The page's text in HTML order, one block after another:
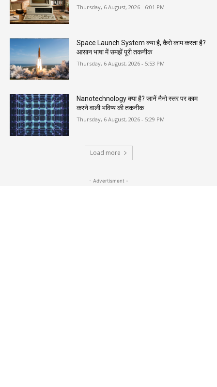
Thursday, 6 August, 2026 - 6:01 PM
Space Launch System क्या है, कैसे काम करता है?
आसान भाषा में समझें पूरी तकनीक
Thursday, 6 August, 2026 - 5:53 PM
Nanotechnology क्या है? जानें नैनो स्तर पर काम
करने वाली भविष्य की तकनीक
Thursday, 6 August, 2026 - 5:29 PM
Load more
- Advertisment -